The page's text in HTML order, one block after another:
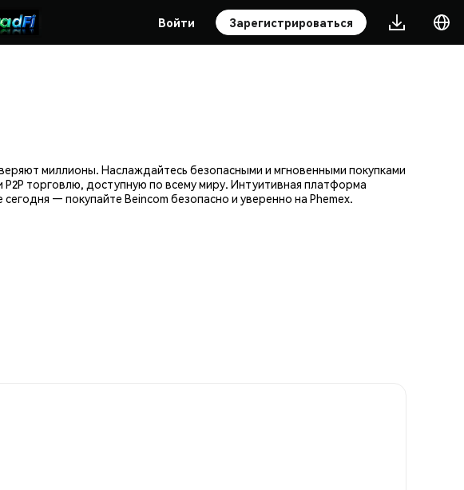
Войти Зарегистрироваться
миллионы. Наслаждайтесь безопасными и мгновенными покупками
торговлю, доступную по всему миру. Интуитивная платформа
— покупайте Beincom безопасно и уверенно на Phemex.